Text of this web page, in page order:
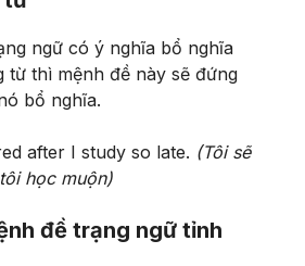
ngữ có ý nghĩa bổ nghĩa
từ thì mệnh đề này sẽ đứng
bổ nghĩa.
after I study so late. (Tôi sẽ
học muộn)
đề trạng ngữ tỉnh